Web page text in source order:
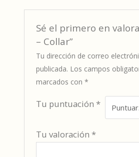
Sé el primero en
– Collar”
Tu dirección de correo
publicada. Los campos
marcados con*
Tu puntuación *
Tu valoración *